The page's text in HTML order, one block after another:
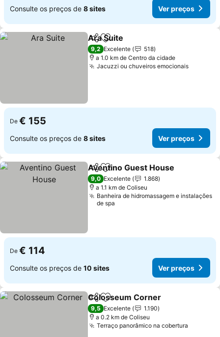
Consulte os preços de 8 sites Ver preços
PartilharAdicionar aos favoritos
Ara Suite
9,2 Excelente
518
a 1.0 km de Centro da cidade
Jacuzzi ou chuveiros emocionais
De € 155
Consulte os preços de 8 sites Ver preços
PartilharAdicionar aos favoritos
Aventino Guest House
9,0 Excelente
1.868
a 1.1 km de Coliseu
Banheira de hidromassagem e instalações
de spa
De € 114
Consulte os preços de 10 sites Ver preços
PartilharAdicionar aos favoritos
Colosseum Corner
9,5 Excelente
1.190
a 0.2 km de Coliseu
Terraço panorâmico na cobertura